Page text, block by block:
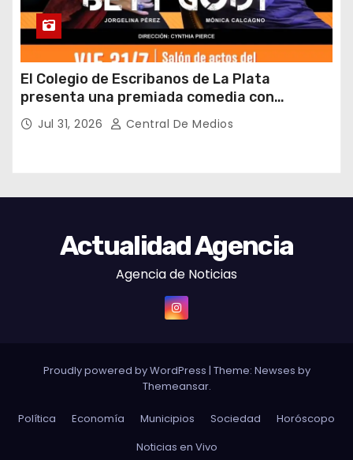
El Colegio de Escribanos de La Plata
presenta una premiada comedia con
entrada gratuita y fin solidario
Jul 31, 2026 Central De Medios
Actualidad Agencia
Agencia de Noticias
Proudly powered by WordPress | Theme: Newses by
Themeansar.
Política Economía Municipios Sociedad
Horóscopo
Noticias en Vivo